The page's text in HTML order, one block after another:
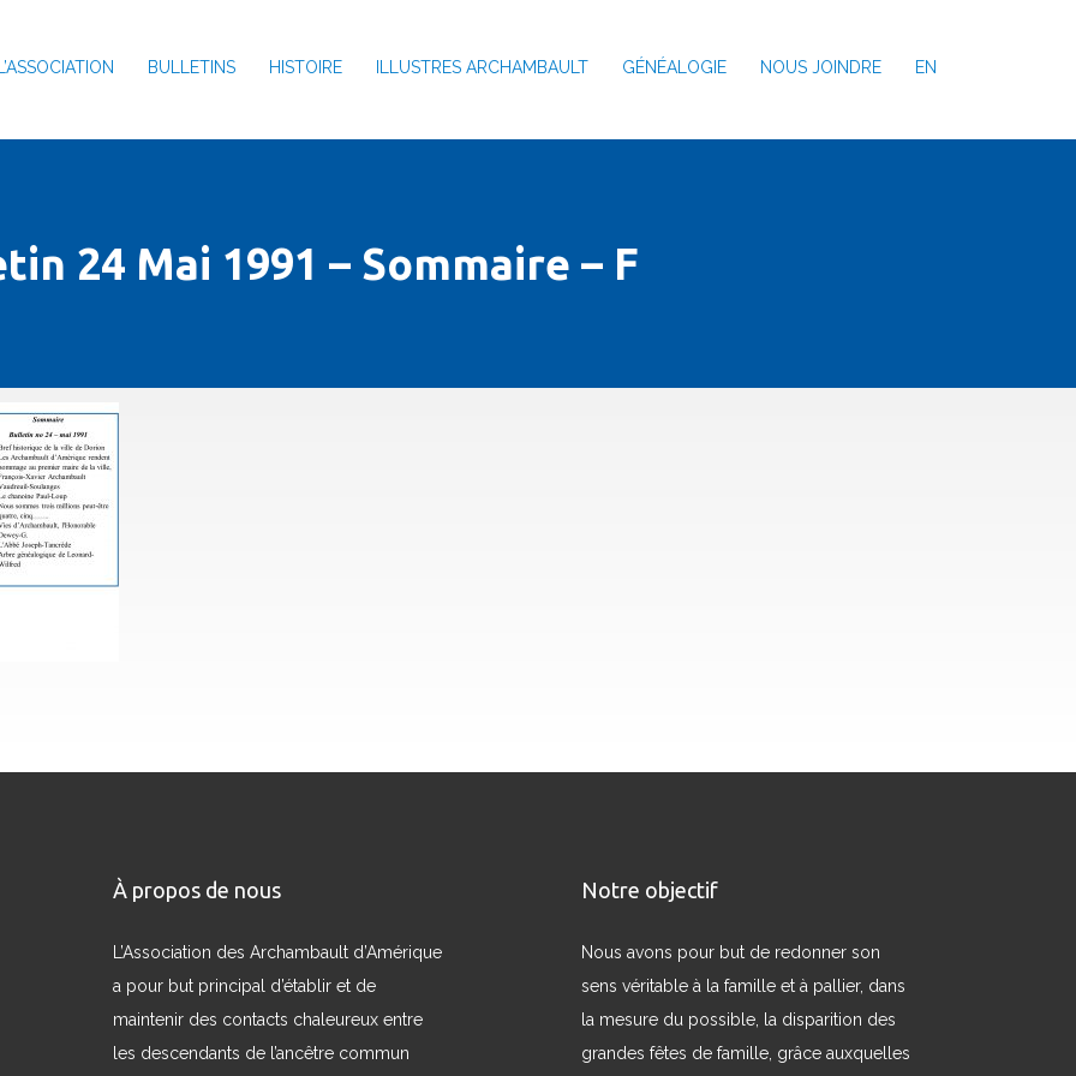
BULLETINS HISTOIRE ILLUSTRES ARCHAMBAULT GÉNÉALOGIE NOUS JOINDRE EN
24 Mai 1991 – Sommaire – F
À propos de nous
L’Association des Archambault d’Amérique
a pour but principal d’établir et de
maintenir des contacts chaleureux entre
les descendants de l’ancêtre commun
Notre objectif
Nous avons pour but de redonner son
sens véritable à la famille et à pallier, dans
la mesure du possible, la disparition des
grandes fêtes de famille, grâce auxquelles